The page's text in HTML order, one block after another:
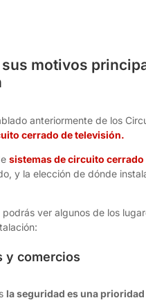
motivos
anteriormente de los
cerrado de televisión.
sistemas de circuito
y la elección de dónde
ver algunos de los
y comercios
la seguridad es una prioridad